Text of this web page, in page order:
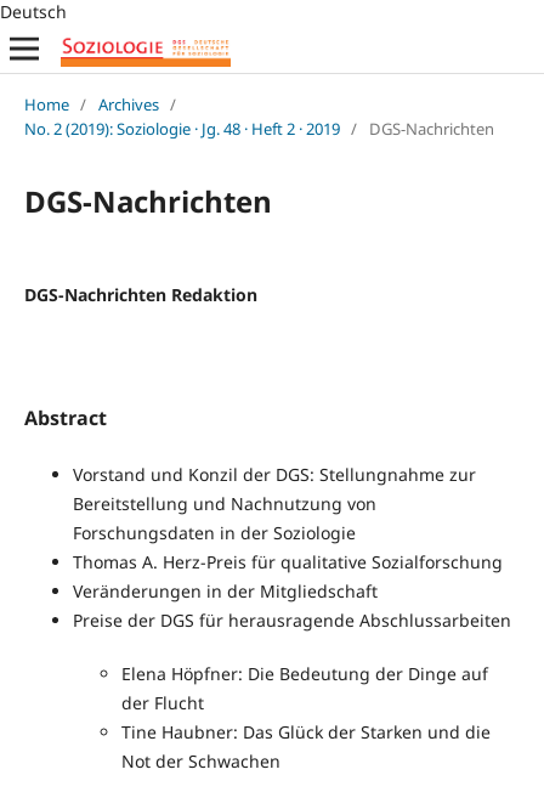
Deutsch
Home / Archives /
No. 2 (2019): Soziologie · Jg. 48 · Heft 2 · 2019 / DGS-Nachrichten
DGS-Nachrichten
DGS-Nachrichten Redaktion
Abstract
Vorstand und Konzil der DGS: Stellungnahme zur
Bereitstellung und Nachnutzung von
Forschungsdaten in der Soziologie
Thomas A. Herz-Preis für qualitative Sozialforschung
Veränderungen in der Mitgliedschaft
Preise der DGS für herausragende Abschlussarbeiten
Elena Höpfner: Die Bedeutung der Dinge auf
der Flucht
Tine Haubner: Das Glück der Starken und die
Not der Schwachen